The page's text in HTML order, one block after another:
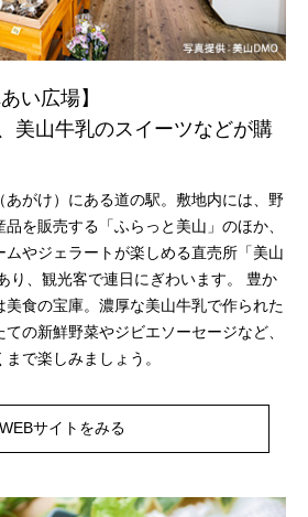
い広場】
美⼭⽜乳のスイーツなどが購
あがけ）にある道の駅。敷地内には、野
を販売する「ふらっと美山」のほか、
ムやジェラートが楽しめる直売所「美山
り、観光客で連日にぎわいます。 豊か
美食の宝庫。濃厚な美山牛乳で作られた
の新鮮野菜やジビエソーセージなど、
で楽しみましょう。
WEBサイトをみる